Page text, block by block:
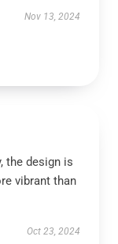
Nov 13, 2024
the design is
vibrant than
Oct 23, 2024